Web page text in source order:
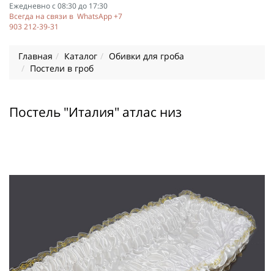
Ежедневно с 08:30 до 17:30
Всегда на связи в WhatsApp +7
903 212-39-31
Главная Каталог
Обивки для гроба
Постели в гроб
Постель "Италия" атлас низ